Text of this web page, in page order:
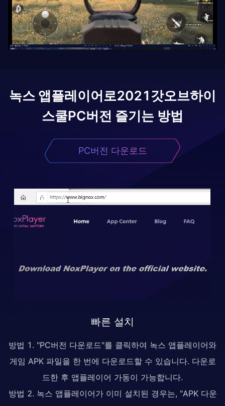
녹스 앱플레이어로2021갓오브하이
스쿨PC버전 즐기는 방법
PC버전 다운로드
빠른 설치
방법 1. "PC버전 다운로드"를 클릭하여 녹스 앱플레이어와
게임 APK 파일을 한 번에 다운로드할 수 있습니다. 다운로
드한 후 앱플레이어 가동이 가능합니다.
방법 2. 녹스 앱플레이어가 이미 설치된 경우는, "APK 다운